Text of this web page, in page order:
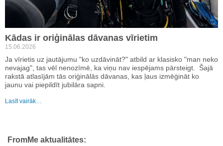
Kādas ir oriģinālas dāvanas vīrietim
15.06.2026
Ja vīrietis uz jautājumu "ko uzdāvināt?" atbild ar klasisko "man neko
nevajag", tas vēl nenozīmē, ka viņu nav iespējams pārsteigt. Šajā
rakstā atlasījām tās oriģinālās dāvanas, kas ļaus izmēģināt ko
jaunu vai piepildīt jubilāra sapni.
Lasīt vairāk…
FromMe aktualitātes: